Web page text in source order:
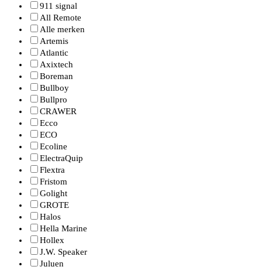
911 signal
All Remote
Alle merken
Artemis
Atlantic
Axixtech
Boreman
Bullboy
Bullpro
CRAWER
Ecco
ECO
Ecoline
ElectraQuip
Flextra
Fristom
Golight
GROTE
Halos
Hella Marine
Hollex
J.W. Speaker
Juluen